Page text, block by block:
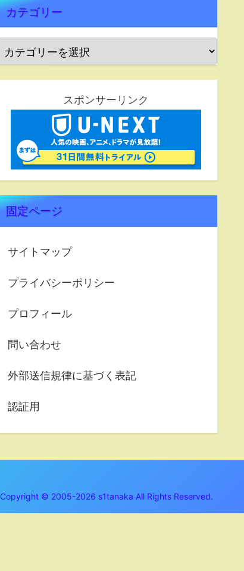
カテゴリー
スポンサーリンク
固定ページ
サイトマップ
プライバシーポリシー
プロフィール
問い合わせ
外部送信規律に基づく表記
認証用
Copyright © 2005-2026 s1tanaka All Rights Reserved.